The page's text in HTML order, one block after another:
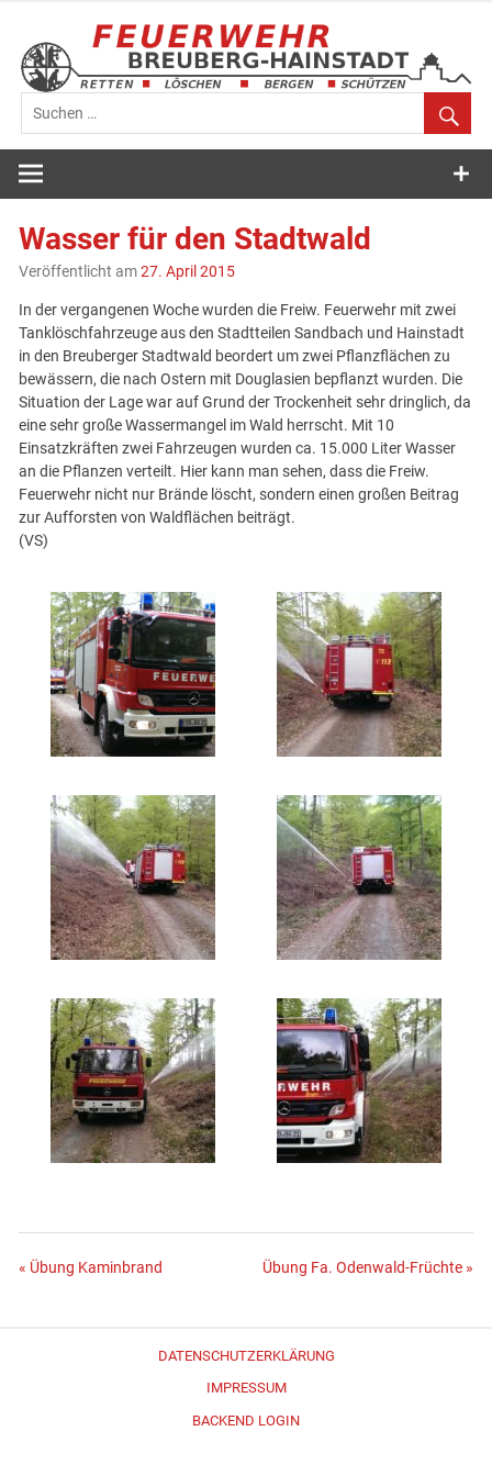
springen
Feuerwehr
Breuberg-
Hainstadt
Wasser für den Stadtwald
Veröffentlicht am27. April 2015
In der vergangenen Woche wurden die Freiw. Feuerwehr mit zwei
Tanklöschfahrzeuge aus den Stadtteilen Sandbach und Hainstadt
in den Breuberger Stadtwald beordert um zwei Pflanzflächen zu
bewässern, die nach Ostern mit Douglasien bepflanzt wurden. Die
Situation der Lage war auf Grund der Trockenheit sehr dringlich, da
eine sehr große Wassermangel im Wald herrscht. Mit 10
Einsatzkräften zwei Fahrzeugen wurden ca. 15.000 Liter Wasser
an die Pflanzen verteilt. Hier kann man sehen, dass die Freiw.
Feuerwehr nicht nur Brände löscht, sondern einen großen Beitrag
zur Aufforsten von Waldflächen beiträgt.
(VS)
Beitragsnavigation
« Übung Kaminbrand Übung Fa. Odenwald-Früchte »
DATENSCHUTZERKLÄRUNG
IMPRESSUM
BACKEND LOGIN